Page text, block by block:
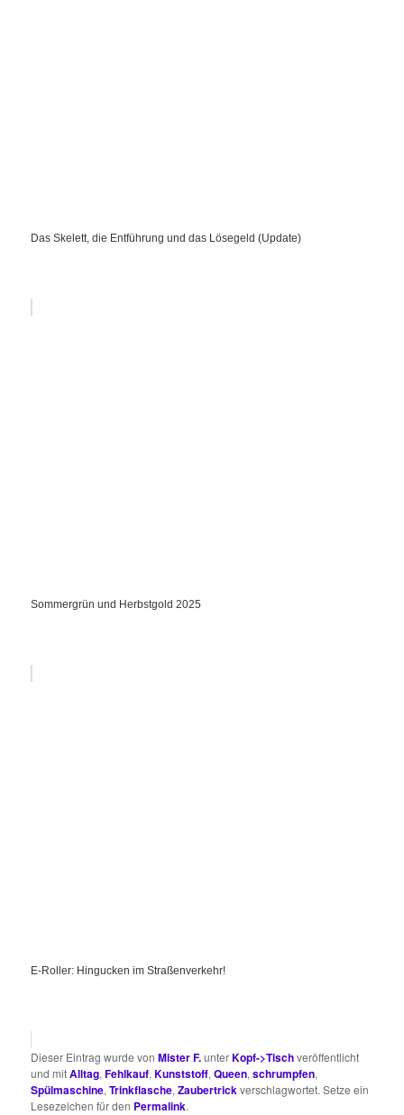
Das Skelett, die Entführung und das Lösegeld (Update)
Sommergrün und Herbstgold 2025
E-Roller: Hingucken im Straßenverkehr!
Dieser Eintrag wurde vonMister F.unterKopf->Tischveröffentlicht
und mitAlltag,Fehlkauf,Kunststoff,Queen,schrumpfen,
Spülmaschine,Trinkflasche,Zaubertrickverschlagwortet. Setze ein
Lesezeichen für den Permalink.